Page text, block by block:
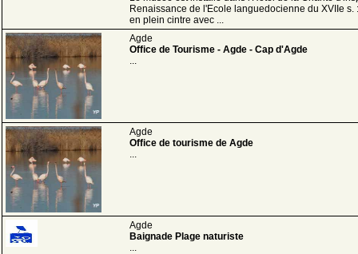
Renaissance de l'Ecole languedocienne du XVIIe s.
en plein cintre avec ...
Agde
Office de Tourisme - Agde - Cap d'Agde
...
Agde
Office de tourisme de Agde
...
Agde
Baignade Plage naturiste
...